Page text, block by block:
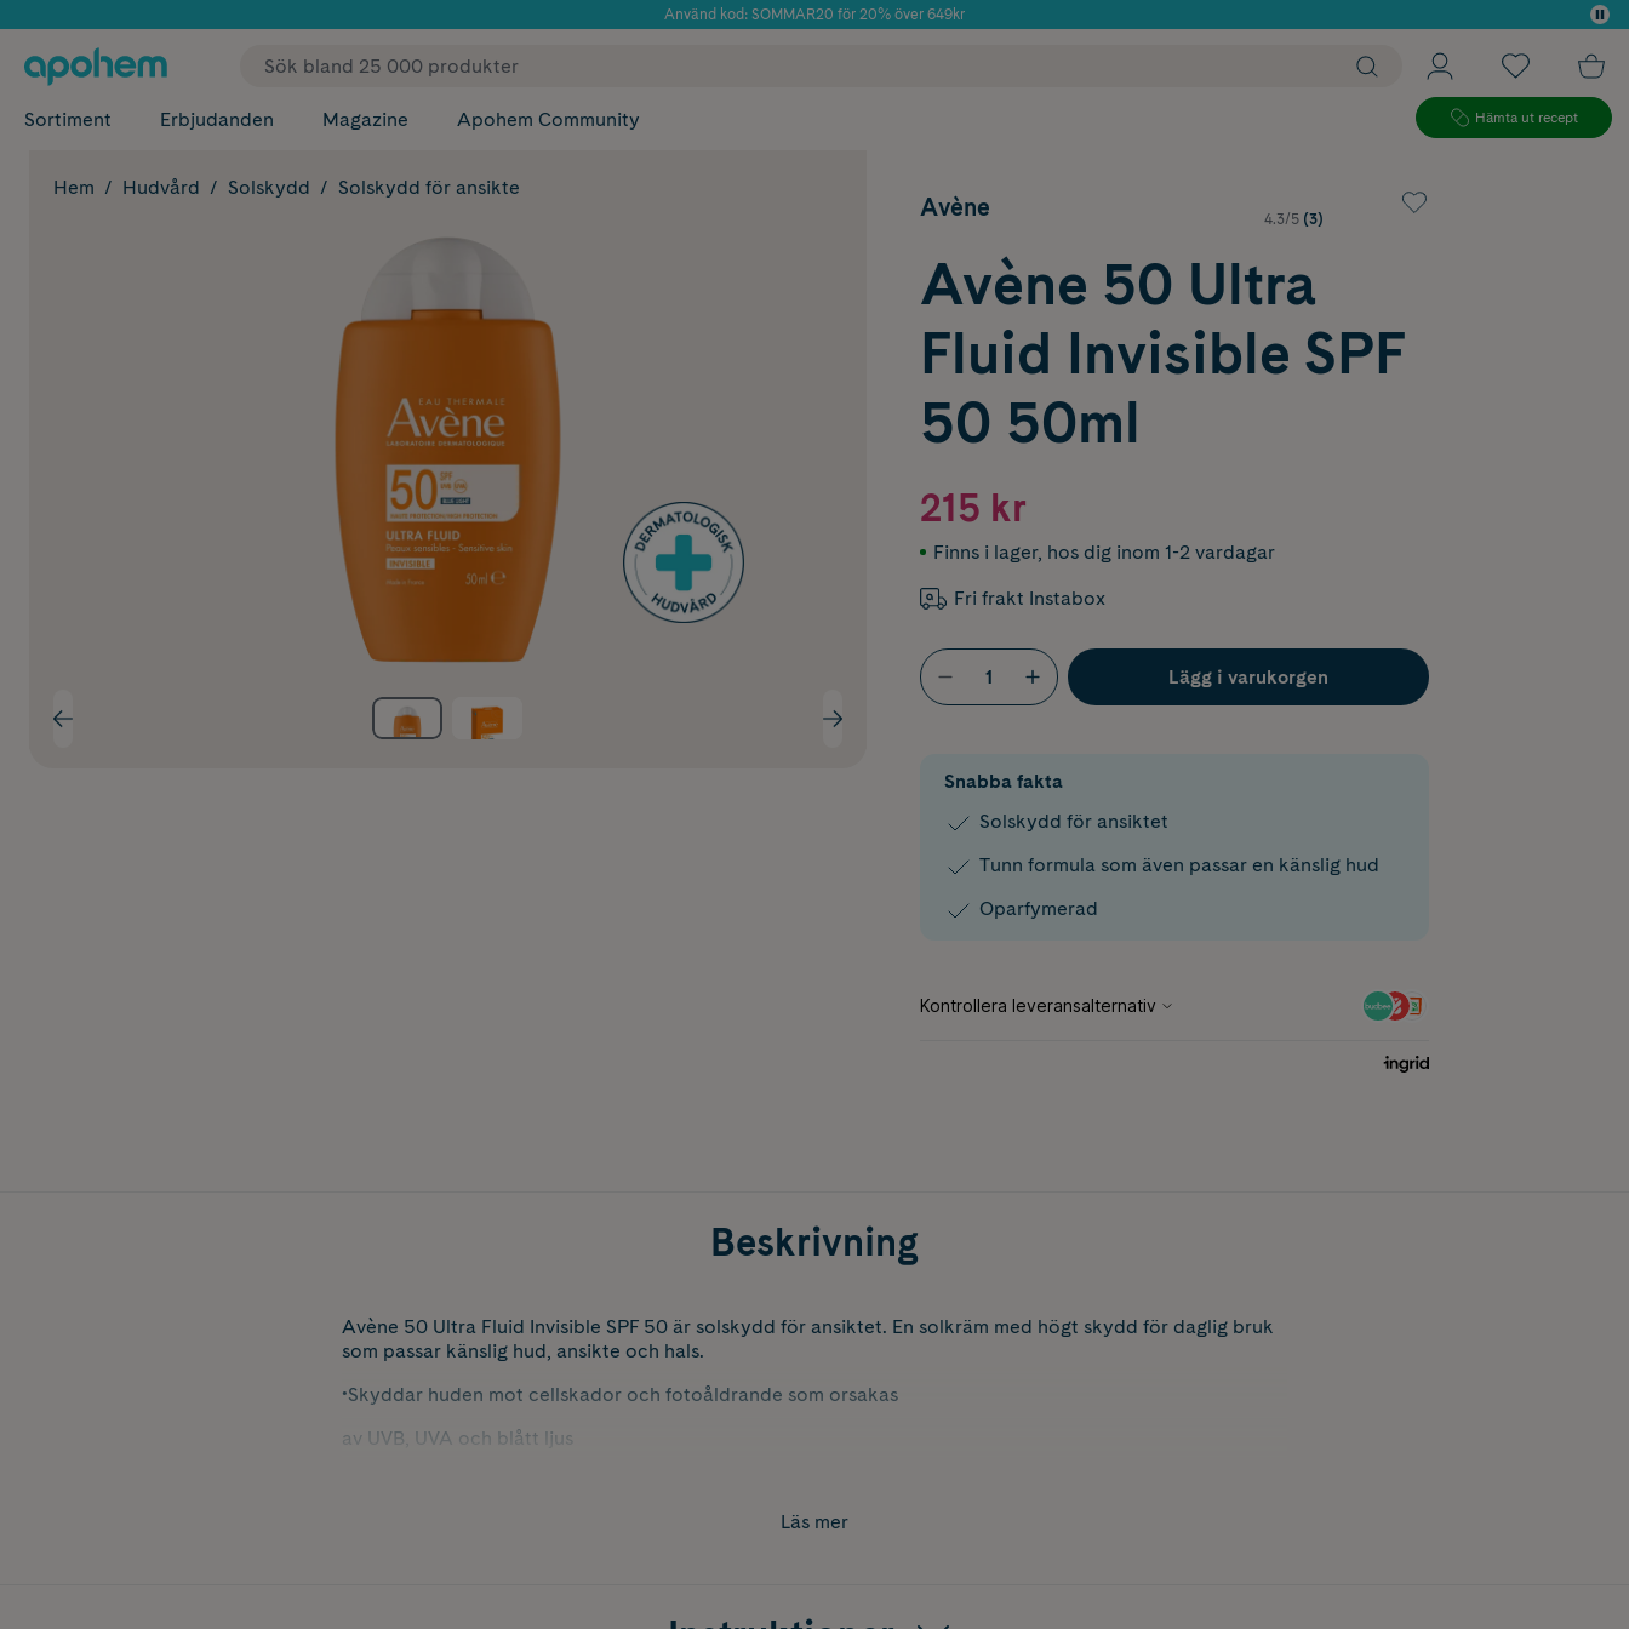
Använd kod: SOMMAR20 för 20% över 649kr
✓ Fri frakt
Sortiment Erbjudanden Magazine Apohem Community Hämta ut recept
Hem Hudvård Solskydd Solskydd för ansikte
Avène 4.3/5 (3)
Avène 50 Ultra
Fluid Invisible SPF
50 50ml
215 kr
Finns i lager, hos dig inom 1-2 vardagar
Fri frakt Instabox
Lägg i varukorgen
Snabba fakta
Solskydd för ansiktet
Tunn formula som även passar en känslig hud
Oparfymerad
Beskrivning
Avène 50 Ultra Fluid Invisible SPF 50 är solskydd för ansiktet. En solkräm med högt skydd för daglig bruk
som passar känslig hud, ansikte och hals.
•Skyddar huden mot cellskador och fotoåldrande som orsakas
av UVB, UVA och blått ljus
•Mycket lätt och icke-klibbig textur som lämnar huden matt
Läs mer